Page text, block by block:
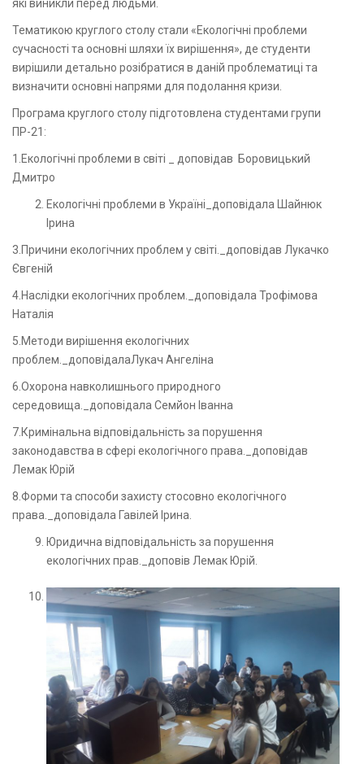
які виникли перед людьми.
Тематикою круглого столу стали «Екологічні проблеми
сучасності та основні шляхи їх вирішення», де студенти
вирішили детально розібратися в даній проблематиці та
визначити основні напрями для подолання кризи.
Програма круглого столу підготовлена студентами групи
ПР-21:
1.Екологічні проблеми в світі _ доповідав Боровицький
Дмитро
Екологічні проблеми в Україні_доповідала Шайнюк
Ірина
3.Причини екологічних проблем у світі._доповідав Лукачко
Євгеній
4.Наслідки екологічних проблем._доповідала Трофімова
Наталія
5.Методи вирішення екологічних
проблем._доповідалаЛукач Ангеліна
6.Охорона навколишнього природного
середовища._доповідала Семйон Іванна
7.Кримінальна відповідальність за порушення
законодавства в сфері екологічного права._доповідав
Лемак Юрій
8.Форми та способи захисту стосовно екологічного
права._доповідала Гавілей Ірина.
Юридична відповідальність за порушення
екологічних прав._доповів Лемак Юрій.